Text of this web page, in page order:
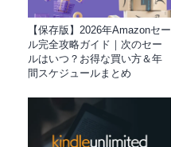
【保存版】2026年Amazonセー
ル完全攻略ガイド｜次のセー
ルはいつ？お得な買い方＆年
間スケジュールまとめ